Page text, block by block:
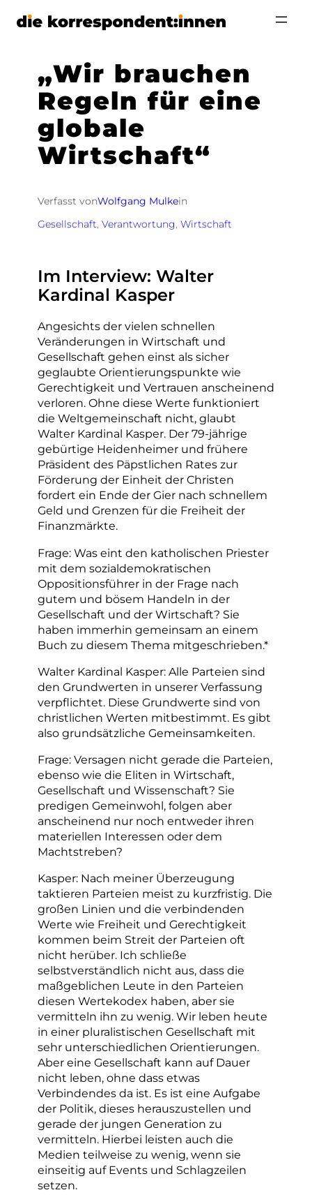
Zum
„Wir brauchen
Regeln für eine
globale
Wirtschaft“
Verfasst vonWolfgang Mulkein
Gesellschaft, Verantwortung, Wirtschaft
Im Interview: Walter
Kardinal Kasper
Angesichts der vielen schnellen
Veränderungen in Wirtschaft und
Gesellschaft gehen einst als sicher
geglaubte Orientierungspunkte wie
Gerechtigkeit und Vertrauen anscheinend
verloren. Ohne diese Werte funktioniert
die Weltgemeinschaft nicht, glaubt
Walter Kardinal Kasper. Der 79-jährige
gebürtige Heidenheimer und frühere
Präsident des Päpstlichen Rates zur
Förderung der Einheit der Christen
fordert ein Ende der Gier nach schnellem
Geld und Grenzen für die Freiheit der
Finanzmärkte.
Frage: Was eint den katholischen Priester
mit dem sozialdemokratischen
Oppositionsführer in der Frage nach
gutem und bösem Handeln in der
Gesellschaft und der Wirtschaft? Sie
haben immerhin gemeinsam an einem
Buch zu diesem Thema mitgeschrieben.*
Walter Kardinal Kasper: Alle Parteien sind
den Grundwerten in unserer Verfassung
verpflichtet. Diese Grundwerte sind von
christlichen Werten mitbestimmt. Es gibt
also grundsätzliche Gemeinsamkeiten.
Frage: Versagen nicht gerade die Parteien,
ebenso wie die Eliten in Wirtschaft,
Gesellschaft und Wissenschaft? Sie
predigen Gemeinwohl, folgen aber
anscheinend nur noch entweder ihren
materiellen Interessen oder dem
Machtstreben?
Kasper: Nach meiner Überzeugung
taktieren Parteien meist zu kurzfristig. Die
großen Linien und die verbindenden
Werte wie Freiheit und Gerechtigkeit
kommen beim Streit der Parteien oft
nicht herüber. Ich schließe
selbstverständlich nicht aus, dass die
maßgeblichen Leute in den Parteien
diesen Wertekodex haben, aber sie
vermitteln ihn zu wenig. Wir leben heute
in einer pluralistischen Gesellschaft mit
sehr unterschiedlichen Orientierungen.
Aber eine Gesellschaft kann auf Dauer
nicht leben, ohne dass etwas
Verbindendes da ist. Es ist eine Aufgabe
der Politik, dieses herauszustellen und
gerade der jungen Generation zu
vermitteln. Hierbei leisten auch die
Medien teilweise zu wenig, wenn sie
einseitig auf Events und Schlagzeilen
setzen.